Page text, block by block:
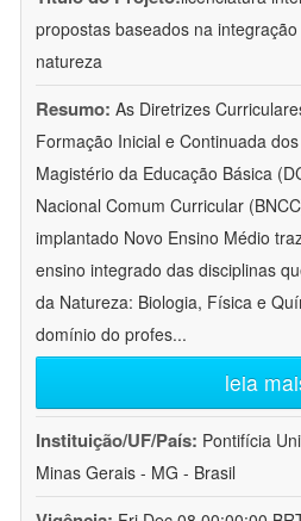
propostas baseados na
natureza
Resumo: As Diretrizes
Formação Inicial e Continuada
Magistério da Educação Básica
Nacional Comum Curricular
implantado Novo Ensino Médio
ensino integrado das disciplinas
da Natureza: Biologia, Física e
domínio do profes...
leia
Instituição/UF/País: Pontifícia
Minas Gerais - MG - Brasil